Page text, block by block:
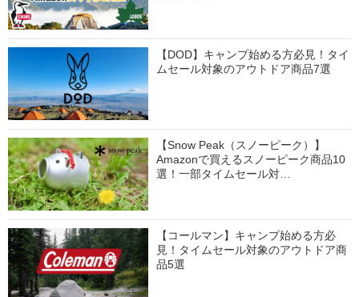
【DOD】キャンプ始める方必見！タイ
ムセール対象のアウトドア商品7選
【Snow Peak（スノーピーク）】
Amazonで買えるスノーピーク商品10
選！一部タイムセール対…
【コールマン】キャンプ始める方必
見！タイムセール対象のアウトドア商
品5選